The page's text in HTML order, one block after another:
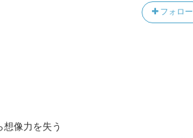
フォロー
像力を失う